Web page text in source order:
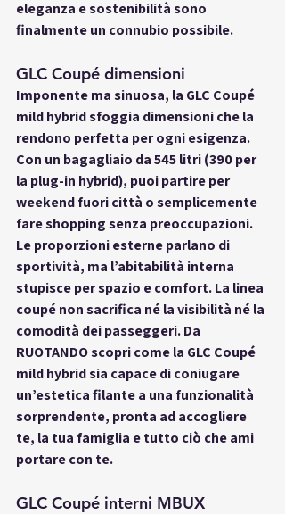
eleganza e sostenibilità sono
finalmente un connubio possibile.
GLC Coupé dimensioni
Imponente ma sinuosa, la GLC Coupé
mild hybrid sfoggia dimensioni che la
rendono perfetta per ogni esigenza.
Con un bagagliaio da 545 litri (390 per
la plug-in hybrid), puoi partire per
weekend fuori città o semplicemente
fare shopping senza preoccupazioni.
Le proporzioni esterne parlano di
sportività, ma l’abitabilità interna
stupisce per spazio e comfort. La linea
coupé non sacrifica né la visibilità né la
comodità dei passeggeri. Da
RUOTANDO scopri come la GLC Coupé
mild hybrid sia capace di coniugare
un’estetica filante a una funzionalità
sorprendente, pronta ad accogliere
te, la tua famiglia e tutto ciò che ami
portare con te.
GLC Coupé interni MBUX